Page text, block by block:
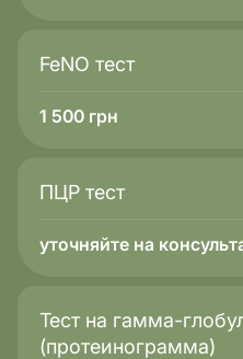
FeNO тест
1 500 грн
ПЦР тест
уточняйте на
Тест на гамма-
(протеинограмма)